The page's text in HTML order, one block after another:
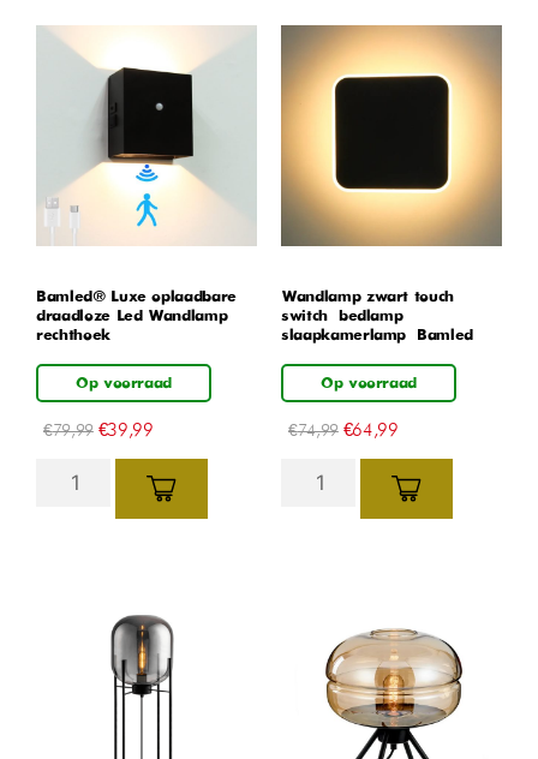
Bamled® Luxe oplaadbare
draadloze Led Wandlamp
rechthoek
Op voorraad
€79,99 €39,99
Wandlamp zwart touch
switch – bedlamp –
slaapkamerlamp – Bamled
Op voorraad
€74,99 €64,99